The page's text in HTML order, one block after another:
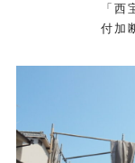
「
付加